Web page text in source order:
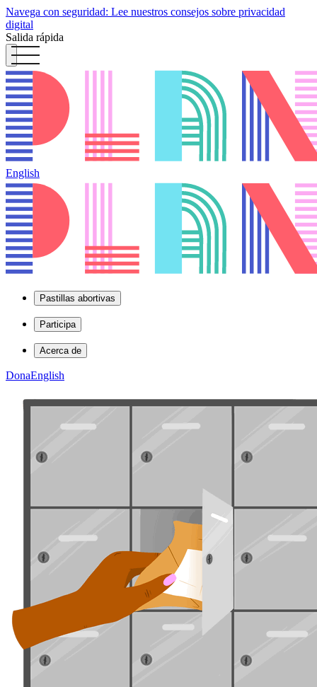
Navega con seguridad: Lee nuestros consejos sobre privacidad
digital
Salida rápida
English
Pastillas abortivas
Participa
Acerca de
DonaEnglish